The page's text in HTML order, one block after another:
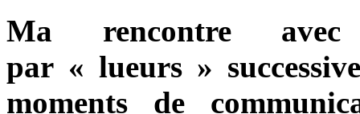
Ma rencontre
par « lueurs »
moments de